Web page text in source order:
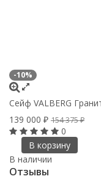
-10%
Сейф VALBERG
139 000 ₽ 154 375₽
0
В корзину
В наличии
Отзывы